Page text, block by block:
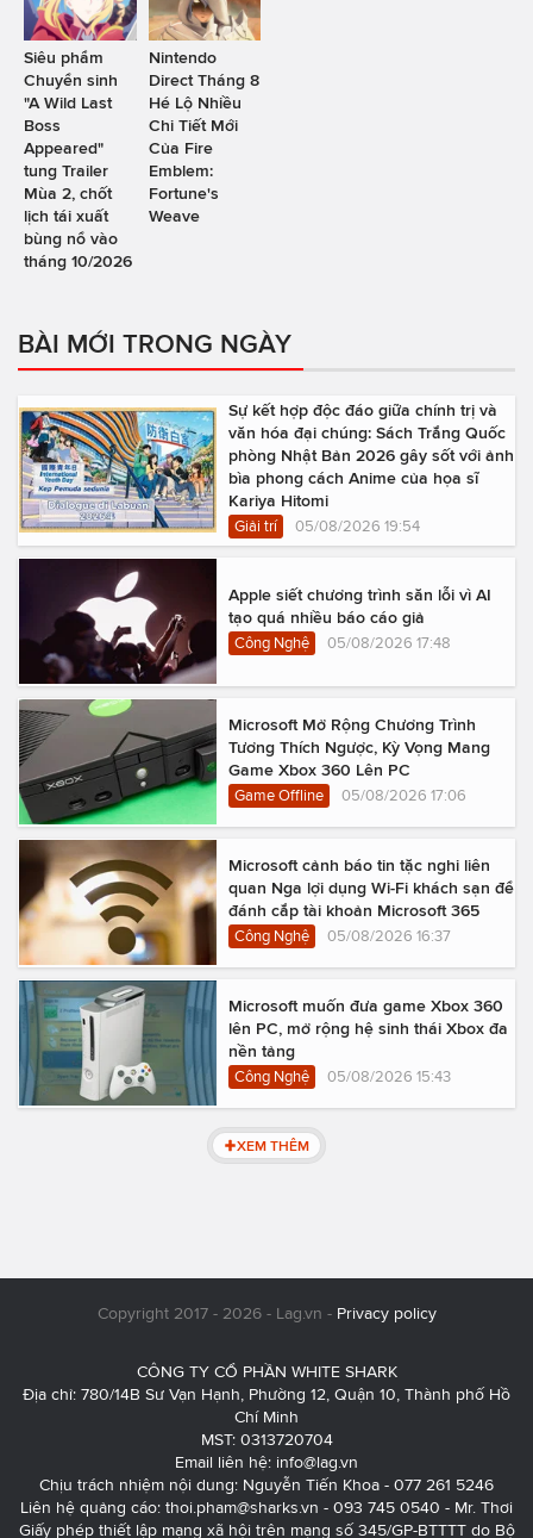
Siêu phẩm
Chuyển sinh
"A Wild Last
Boss
Appeared"
tung Trailer
Mùa 2, chốt
lịch tái xuất
bùng nổ vào
tháng 10/2026
Nintendo
Direct Tháng 8
Hé Lộ Nhiều
Chi Tiết Mới
Của Fire
Emblem:
Fortune's
Weave
BÀI MỚI TRONG NGÀY
Sự kết hợp độc đáo giữa chính trị và
văn hóa đại chúng: Sách Trắng Quốc
phòng Nhật Bản 2026 gây sốt với ảnh
bìa phong cách Anime của họa sĩ
Kariya Hitomi
Giải trí 05/08/2026 19:54
Apple siết chương trình săn lỗi vì AI
tạo quá nhiều báo cáo giả
Công Nghệ 05/08/2026 17:48
Microsoft Mở Rộng Chương Trình
Tương Thích Ngược, Kỳ Vọng Mang
Game Xbox 360 Lên PC
Game Offline 05/08/2026 17:06
Microsoft cảnh báo tin tặc nghi liên
quan Nga lợi dụng Wi-Fi khách sạn để
đánh cắp tài khoản Microsoft 365
Công Nghệ 05/08/2026 16:37
Microsoft muốn đưa game Xbox 360
lên PC, mở rộng hệ sinh thái Xbox đa
nền tảng
Công Nghệ 05/08/2026 15:43
XEM THÊM
Copyright 2017 - 2026 - Lag.vn - Privacy policy
CÔNG TY CỔ PHẦN WHITE SHARK
Địa chỉ: 780/14B Sư Vạn Hạnh, Phường 12, Quận 10, Thành phố Hồ
Chí Minh
MST: 0313720704
Email liên hệ: info@lag.vn
Chịu trách nhiệm nội dung: Nguyễn Tiến Khoa - 077 261 5246
Liên hệ quảng cáo: thoi.pham@sharks.vn - 093 745 0540 - Mr. Thơi
Giấy phép thiết lập mạng xã hội trên mạng số 345/GP-BTTTT do Bộ